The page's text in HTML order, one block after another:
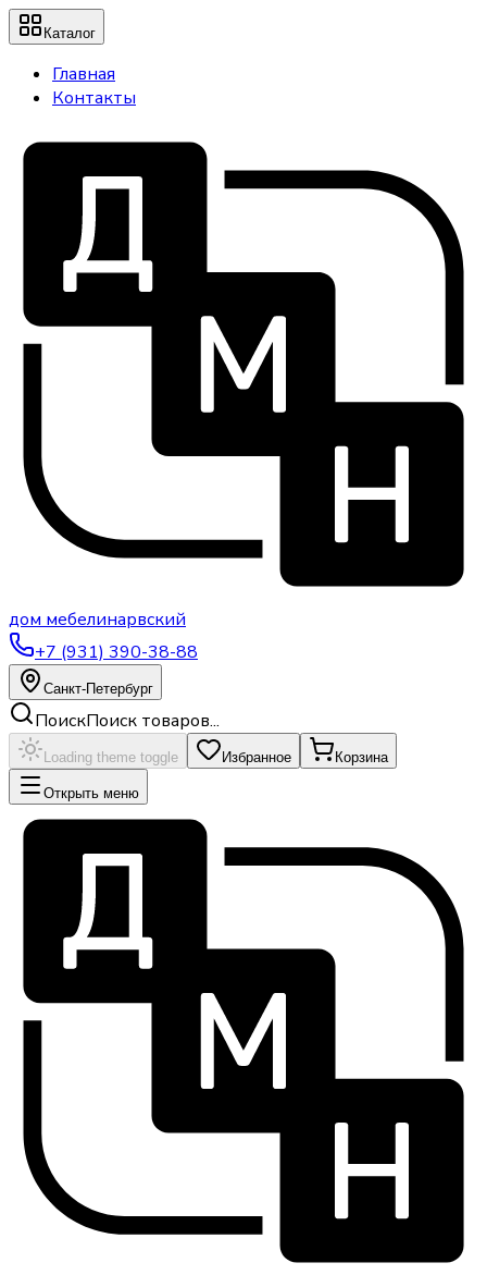
Каталог
Главная
Контакты
дом мебелинарвский
+7 (931) 390-38-88
Санкт-Петербург
ПоискПоиск товаров...
Loading theme toggle Избранное Корзина
Открыть меню